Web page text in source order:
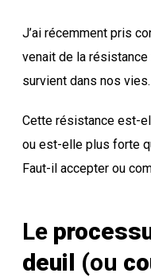
J’ai récemment pris
venait de la
survient dans nos vies.
Cette résistance est-
ou est-elle plus forte
Faut-il accepter ou
Le
deuil (ou